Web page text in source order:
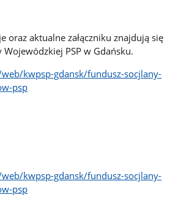
oraz aktualne załączniku znajdują się
PSP w Gdańsku.
kwpsp-gdansk/fundusz-socjlany-
psp
kwpsp-gdansk/fundusz-socjlany-
psp